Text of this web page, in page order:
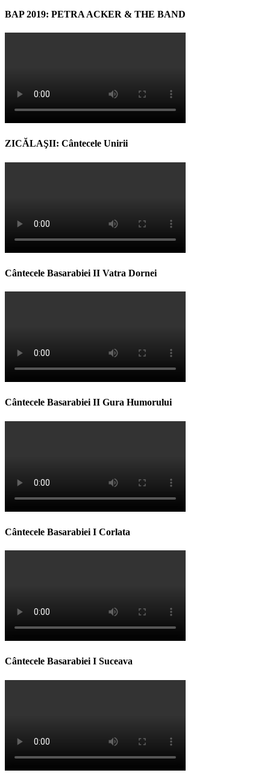
BAP 2019: PETRA ACKER & THE BAND
ZICĂLAŞII: Cântecele Unirii
Cântecele Basarabiei II Vatra Dornei
Cântecele Basarabiei II Gura Humorului
Cântecele Basarabiei I Corlata
Cântecele Basarabiei I Suceava